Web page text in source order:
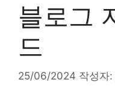
블로그
드
25/06/2024 작성자: